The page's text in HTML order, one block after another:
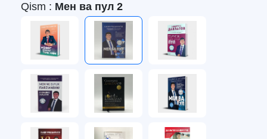
Qism : Мен ва пул 2